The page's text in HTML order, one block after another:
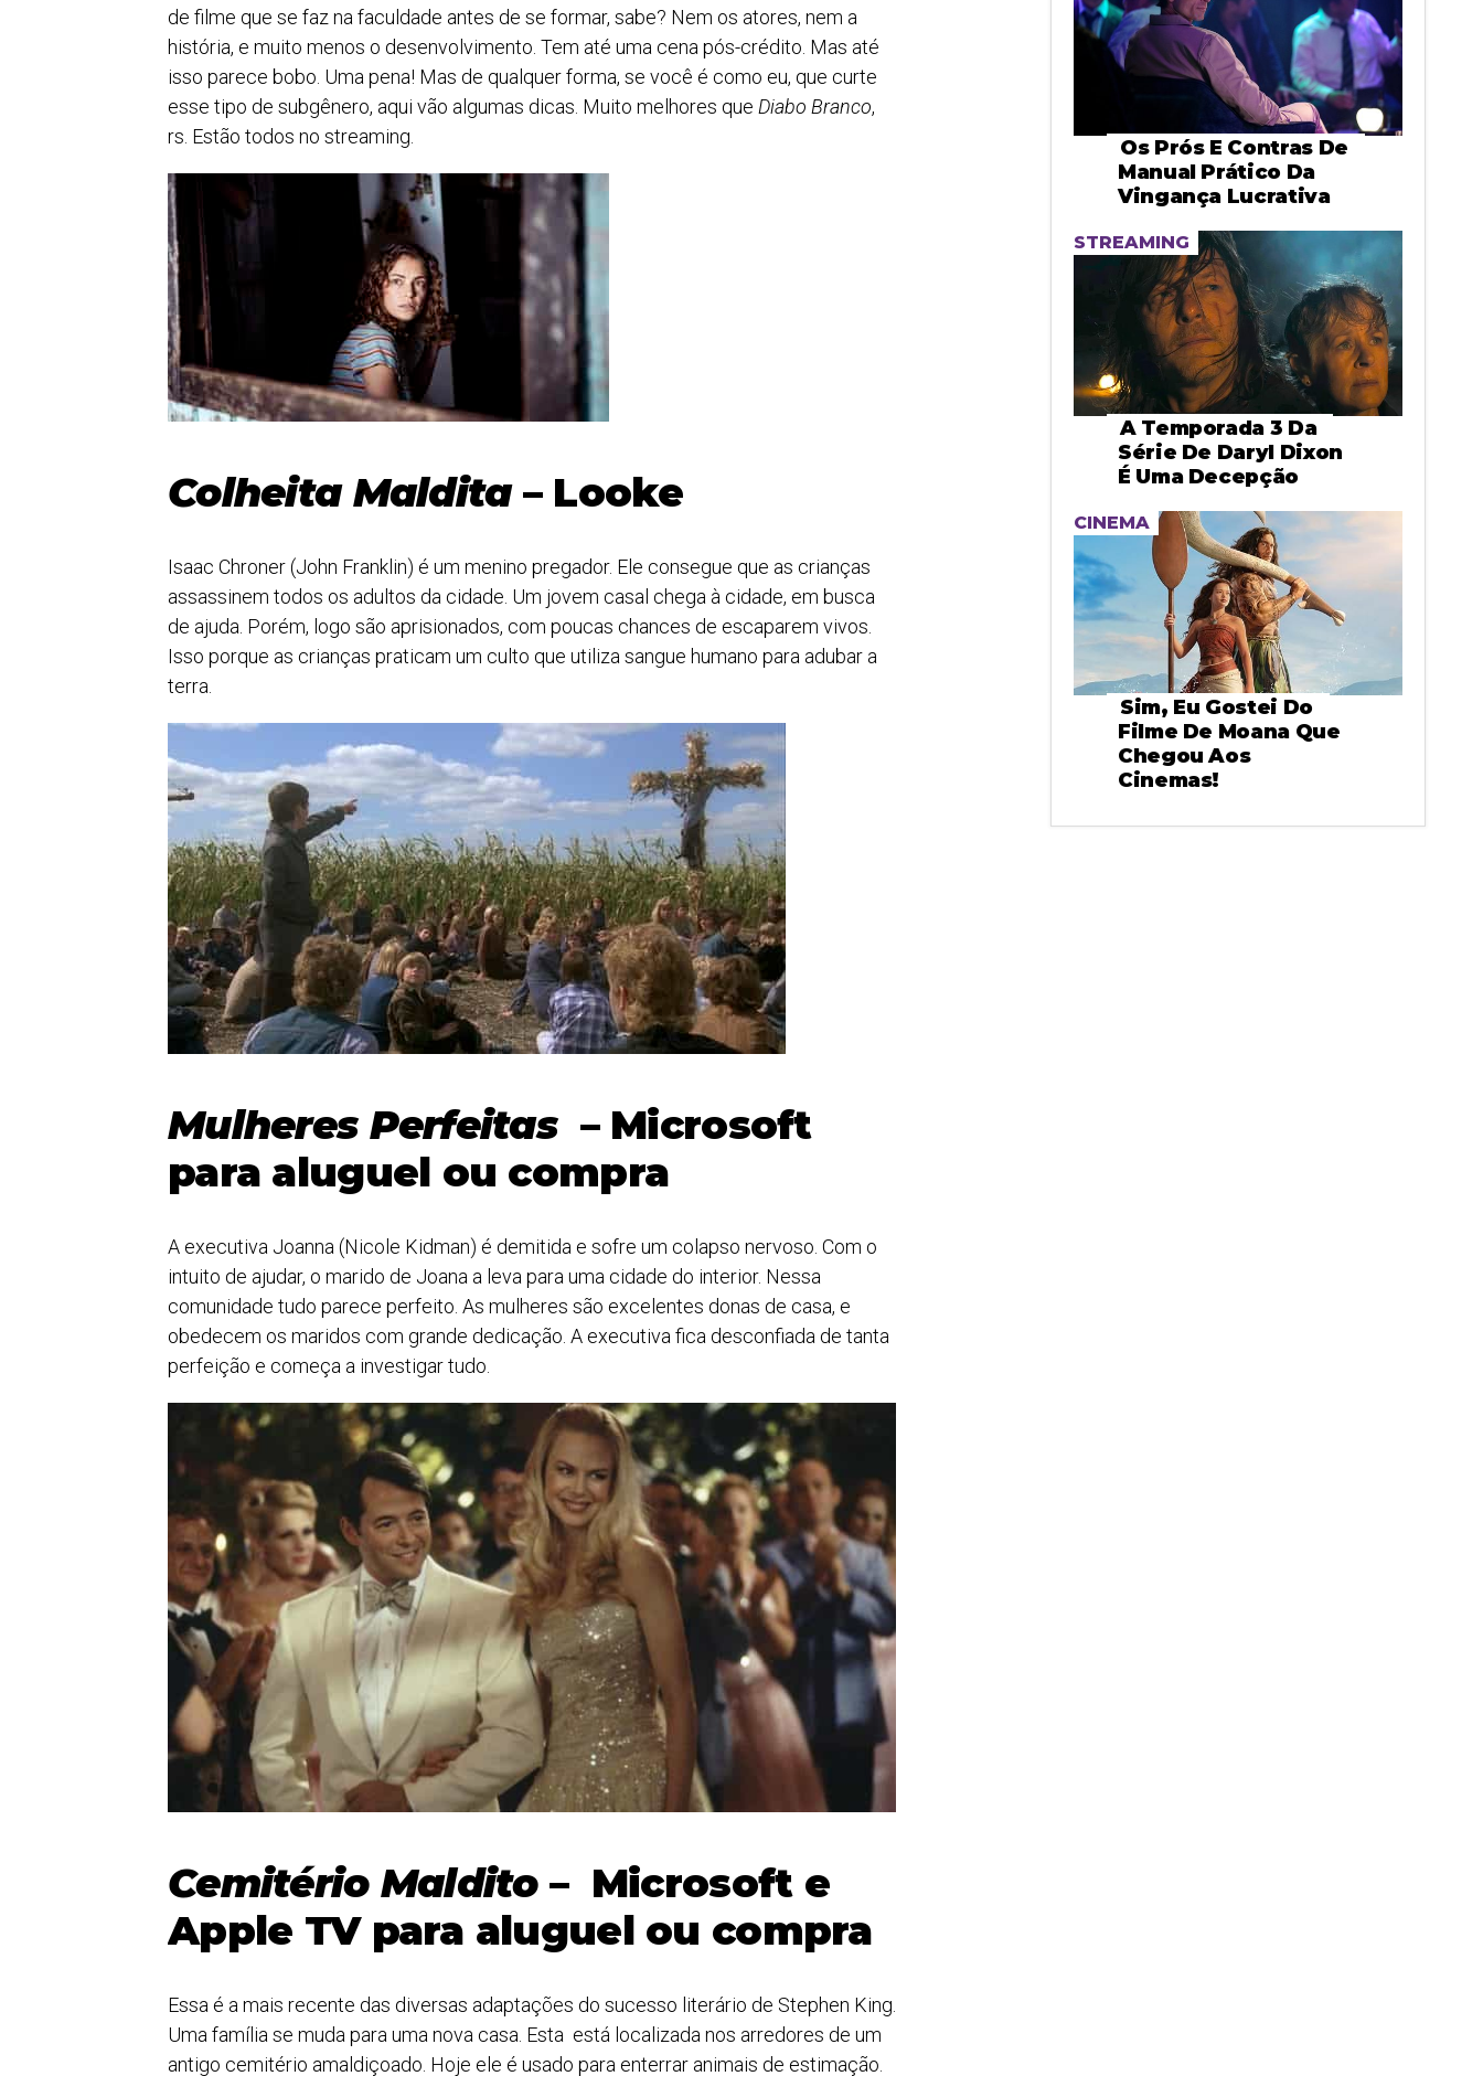
de filme que se faz na faculdade antes de se formar, sabe? Nem os atores, nem a
história, e muito menos o desenvolvimento. Tem até uma cena pós-crédito. Mas até
isso parece bobo. Uma pena! Mas de qualquer forma, se você é como eu, que curte
esse tipo de subgênero, aqui vão algumas dicas. Muito melhores que Diabo Branco,
rs. Estão todos no streaming.
Colheita Maldita– Looke
Isaac Chroner (John Franklin) é um menino pregador. Ele consegue que as crianças
assassinem todos os adultos da cidade. Um jovem casal chega à cidade, em busca
de ajuda. Porém, logo são aprisionados, com poucas chances de escaparem vivos.
Isso porque as crianças praticam um culto que utiliza sangue humano para adubar a
terra.
Mulheres Perfeitas – Microsoft
para aluguel ou compra
A executiva Joanna (Nicole Kidman) é demitida e sofre um colapso nervoso. Com o
intuito de ajudar, o marido de Joana a leva para uma cidade do interior. Nessa
comunidade tudo parece perfeito. As mulheres são excelentes donas de casa, e
obedecem os maridos com grande dedicação. A executiva fica desconfiada de tanta
perfeição e começa a investigar tudo.
Cemitério Maldito– Microsoft e
Apple TV para aluguel ou compra
Essa é a mais recente das diversas adaptações do sucesso literário de Stephen King.
Uma família se muda para uma nova casa. Esta está localizada nos arredores de um
antigo cemitério amaldiçoado. Hoje ele é usado para enterrar animais de estimação.
Os Prós E Contras De
Manual Prático Da
Vingança Lucrativa
STREAMING
A Temporada 3 Da
Série De Daryl Dixon
É Uma Decepção
CINEMA
Sim, Eu Gostei Do
Filme De Moana Que
Chegou Aos
Cinemas!